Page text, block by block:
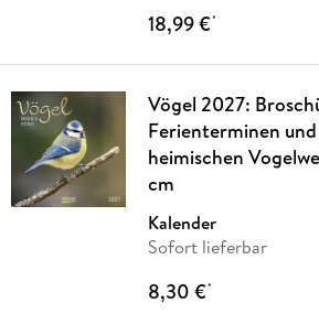
18,99 €*
Vögel 2027:
Ferienterminen
heimischen
cm
Kalender
Sofort lieferbar
8,30 €*